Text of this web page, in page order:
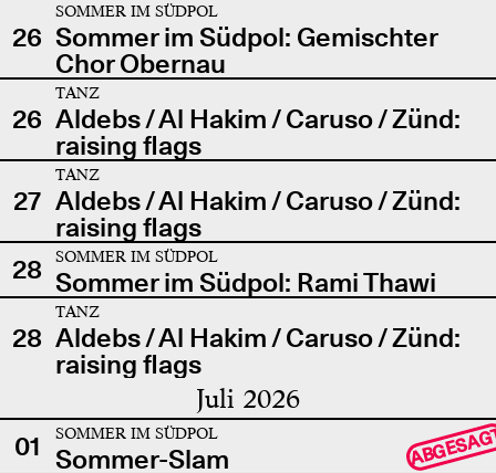
26
SOMMER IM SÜDPOL
Sommer im Südpol: Gemischter
Chor Obernau
26
TANZ
Aldebs / Al Hakim / Caruso / Zünd:
raising flags
27
TANZ
Aldebs / Al Hakim / Caruso / Zünd:
raising flags
28
SOMMER IM SÜDPOL
Sommer im Südpol: Rami Thawi
28
TANZ
Aldebs / Al Hakim / Caruso / Zünd:
raising flags
Juli 2026
01 SOMMER IM SÜDPOL
Sommer-Slam